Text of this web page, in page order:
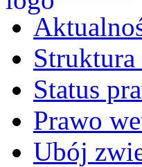
Struktura
Status
Prawo
Ubój